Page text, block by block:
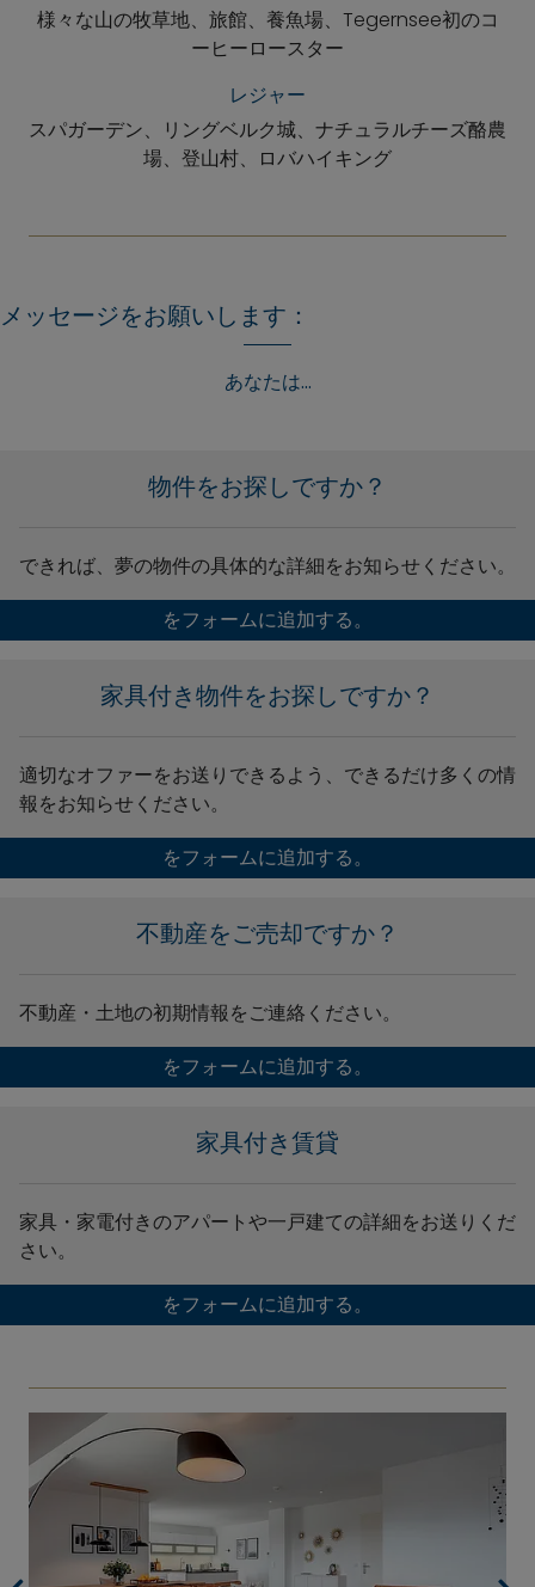
様々な山の牧草地、旅館、養魚場、Tegernsee初のコ
ーヒーロースター
レジャー
スパガーデン、リングベルク城、ナチュラルチーズ酪農
場、登山村、ロバハイキング
メッセージをお願いします：
あなたは...
物件をお探しですか？
できれば、夢の物件の具体的な詳細をお知らせください。
をフォームに追加する。
家具付き物件をお探しですか？
適切なオファーをお送りできるよう、できるだけ多くの情
報をお知らせください。
をフォームに追加する。
不動産をご売却ですか？
不動産・土地の初期情報をご連絡ください。
をフォームに追加する。
家具付き賃貸
家具・家電付きのアパートや一戸建ての詳細をお送りくだ
さい。
をフォームに追加する。